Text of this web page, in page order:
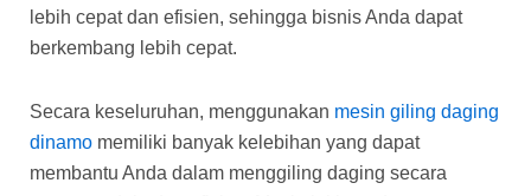
lebih cepat dan efisien, sehingga bisnis Anda dapat
berkembang lebih cepat.
Secara keseluruhan, menggunakan mesin giling daging
dinamo memiliki banyak kelebihan yang dapat
membantu Anda dalam menggiling daging secara